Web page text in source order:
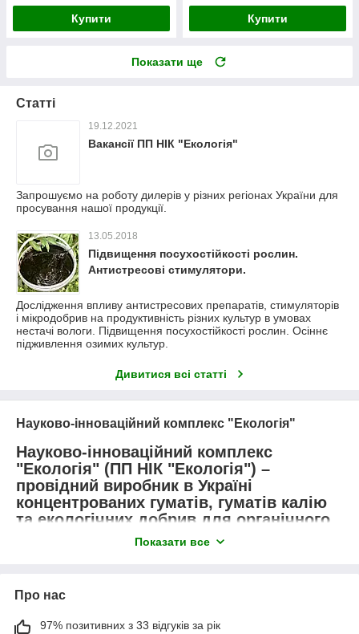
Купити Купити
Показати ще
Статті
19.12.2021
Вакансії ПП НІК "Екологія"
Запрошуємо на роботу дилерів у різних регіонах України для
просування нашої продукції.
13.05.2018
Підвищення посухостійкості рослин.
Антистресові стимулятори.
Дослідження впливу антистресових препаратів, стимуляторів
і мікродобрив на продуктивність різних культур в умовах
нестачі вологи. Підвищення посухостійкості рослин. Осіннє
підживлення озимих культур.
Дивитися всі статті
Науково-інноваційний комплекс "Екологія"
Науково-інноваційний комплекс
"Екологія" (ПП НІК "Екологія") –
провідний виробник в Україні
концентрованих гуматів, гуматів калію
та екологічних добрив для органічного
єдиним в Україні виробником гумату калію "Нітрогумат
Показати все
Про нас
97% позитивних з 33 відгуків за рік